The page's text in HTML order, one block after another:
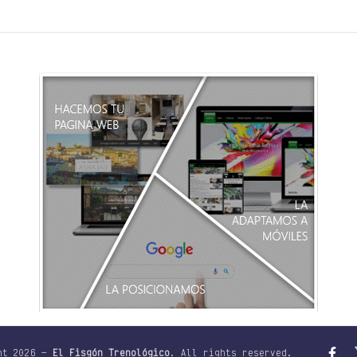
2026 — El Fisgón Trenológico. All rights reserved.